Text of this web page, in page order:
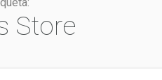
Store